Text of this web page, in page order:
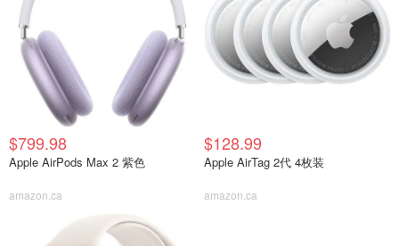
$799.98
Apple AirPods Max 2 紫色
amazon.ca
$128.99
Apple AirTag 2代 4枚装
amazon.ca